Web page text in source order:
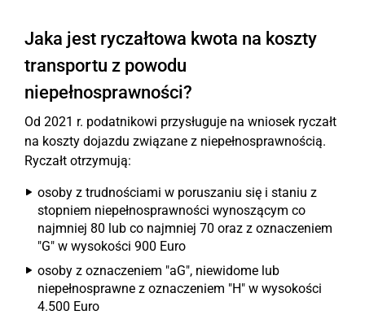
Jaka jest ryczałtowa kwota na koszty
transportu z powodu
niepełnosprawności?
Od 2021 r. podatnikowi przysługuje na wniosek ryczałt
na koszty dojazdu związane z niepełnosprawnością.
Ryczałt otrzymują:
osoby z trudnościami w poruszaniu się i staniu z
stopniem niepełnosprawności wynoszącym co
najmniej 80 lub co najmniej 70 oraz z oznaczeniem
"G" w wysokości 900 Euro
osoby z oznaczeniem "aG", niewidome lub
niepełnosprawne z oznaczeniem "H" w wysokości
4.500 Euro